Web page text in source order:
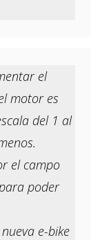
el
motor es
del 1 al
el campo
poder
e-bike